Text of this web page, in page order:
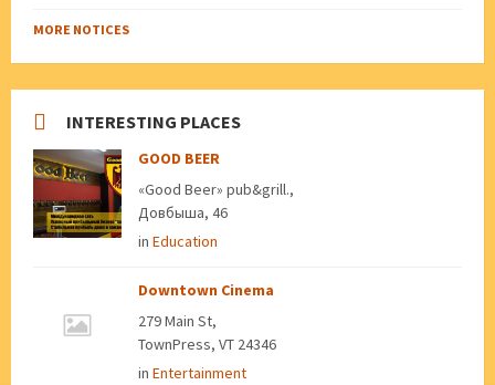
MORE NOTICES
INTERESTING PLACES
GOOD BEER
«Good Beer» pub&grill.,
Довбыша, 46
in Education
Downtown Cinema
279 Main St,
TownPress, VT 24346
in Entertainment